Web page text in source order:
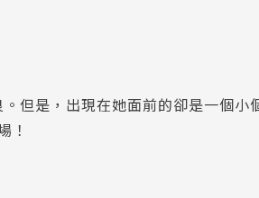
但是，出現在她面前的卻是一個小
！